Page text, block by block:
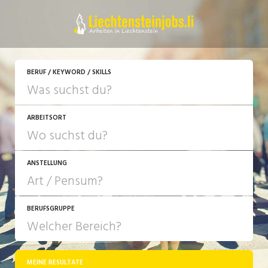
BERUF / KEYWORD / SKILLS
ARBEITSORT
ANSTELLUNG
JOB-TYP
Festanstellung
BERUFSGRUPPE
MEINE RESULTATE
JETZT BEWERBEN